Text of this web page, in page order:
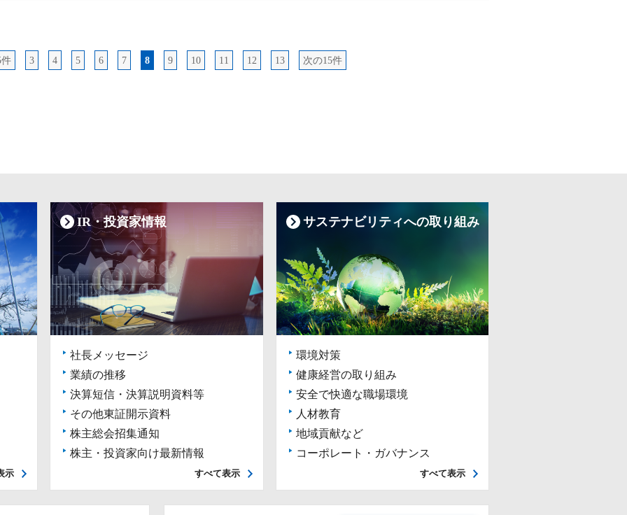
3 4 5 6 7 8 9 10 11 12 13 次の15件
示
IR・投資家情報
社長メッセージ
業績の推移
決算短信・決算説明資料等
その他東証開示資料
株主総会招集通知
株主・投資家向け最新情報
すべて表示
サステナビリティへの取り組み
環境対策
健康経営の取り組み
安全で快適な職場環境
人材教育
地域貢献など
コーポレート・ガバナンス
すべて表示